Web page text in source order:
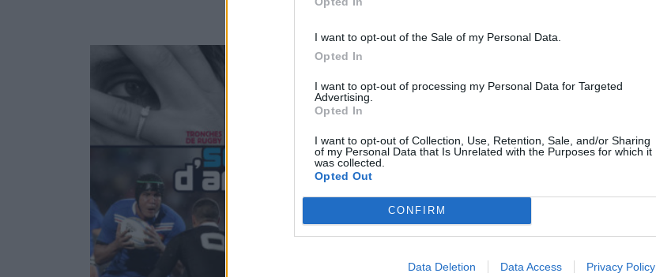
I want to opt-out of the Sale of my Personal Data.
Opted In
I want to opt-out of processing my Personal Data for Targeted
Advertising.
Opted In
I want to opt-out of Collection, Use, Retention, Sale, and/or Sharing
of my Personal Data that Is Unrelated with the Purposes for which it
was collected.
Opted Out
CONFIRM
Data Deletion Data Access Privacy Policy